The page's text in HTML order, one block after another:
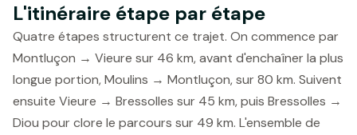
L'itinéraire étape par étape
Quatre étapes structurent ce trajet. On commence par
Montluçon → Vieure sur 46 km, avant d'enchaîner la plus
longue portion, Moulins → Montluçon, sur 80 km. Suivent
ensuite Vieure → Bressolles sur 45 km, puis Bressolles →
Diou pour clore le parcours sur 49 km. L'ensemble de